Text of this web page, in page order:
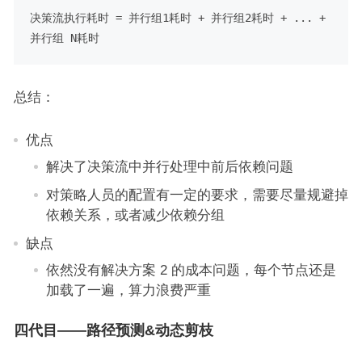
决策流执行耗时 = 并行组1耗时 + 并行组2耗时 + ... +
并行组 N耗时
总结：
优点
解决了决策流中并行处理中前后依赖问题
对策略人员的配置有一定的要求，需要尽量规避掉
依赖关系，或者减少依赖分组
缺点
依然没有解决方案 2 的成本问题，每个节点还是
加载了一遍，算力浪费严重
四代目——路径预测&动态剪枝